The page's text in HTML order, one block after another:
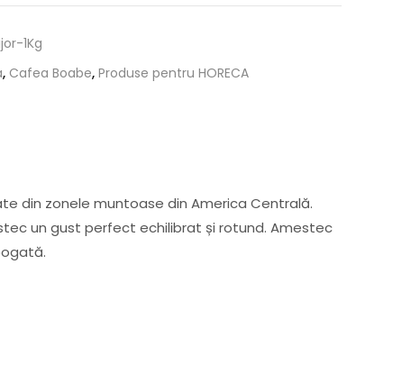
1Kg
, Cafea Boabe, Produse pentru HORECA
din zonele muntoase din America Centrală.
un gust perfect echilibrat și rotund. Amestec